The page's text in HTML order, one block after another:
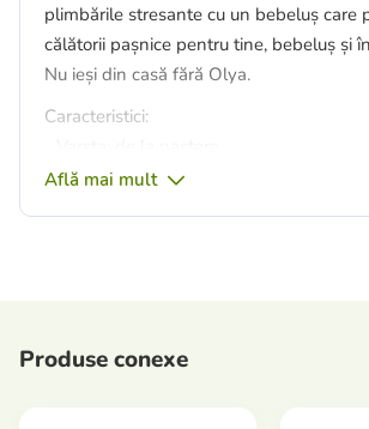
plimbările stresante cu un bebeluș care
călătorii pașnice pentru tine, bebeluș și
Nu ieși din casă fără Olya.
Caracteristici:
- O oglindă convexă care vă permite să
copilul.
Află mai mult
Produse conexe